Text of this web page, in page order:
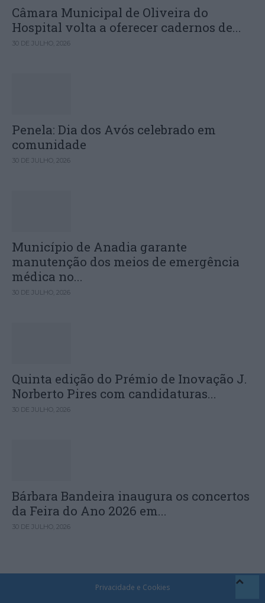
Câmara Municipal de Oliveira do
Hospital volta a oferecer cadernos de...
30 DE JULHO, 2026
Penela: Dia dos Avós celebrado em
comunidade
30 DE JULHO, 2026
Município de Anadia garante
manutenção dos meios de emergência
médica no...
30 DE JULHO, 2026
Quinta edição do Prémio de Inovação J.
Norberto Pires com candidaturas...
30 DE JULHO, 2026
Bárbara Bandeira inaugura os concertos
da Feira do Ano 2026 em...
30 DE JULHO, 2026
Privacidade e Cookies